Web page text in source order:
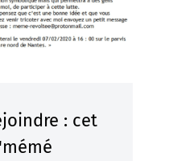
: cet